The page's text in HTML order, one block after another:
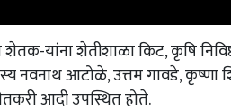
यांना शेतीशाळा किट, कृषि
आटोळे, उत्तम गावडे, कृष्णा
आदी उपस्थित होते.